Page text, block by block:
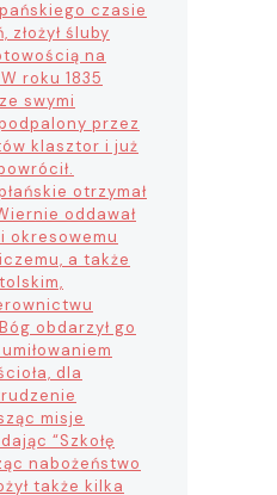
czasie
złożył śluby
na
roku 1835
swymi
przez
klasztor i już
otrzymał
oddawał
okresowemu
a także
obdarzył go
dla
misje
“Szkołę
nabożeństwo
także kilka